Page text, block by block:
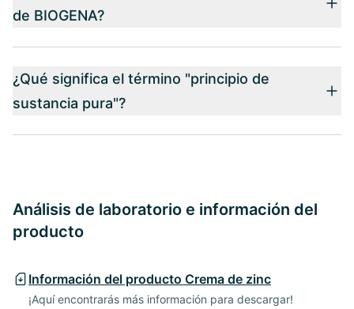
de BIOGENA?
¿Qué significa el término "principio de
sustancia pura"?
Análisis de laboratorio e información del
producto
Información del producto Crema de zinc
¡Aquí encontrarás más información para descargar!